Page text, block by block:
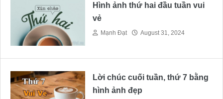
Hình ảnh thứ hai đầu tuần vui
vẻ
Mạnh Đạt August 31, 2024
Lời chúc cuối tuần, thứ 7 bằng
hình ảnh đẹp